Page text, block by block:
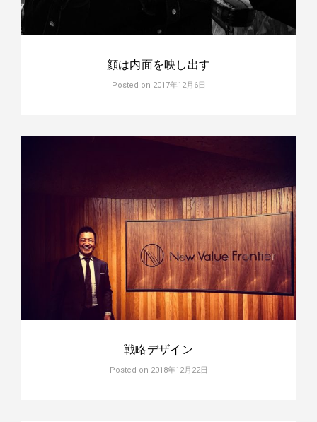
顔は内面を映し出す
Posted on 2017年12月6日
戦略デザイン
Posted on 2018年12月22日